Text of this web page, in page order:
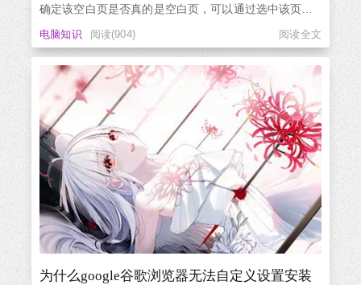
确定该空白页是否真的是空白页，可以通过选中该页的
所有内容，然后按下“Delete”键，如果该页消失了，说明
它确实是空白页。3，如果你确定该页是空白页，可以采
用以下几种方法删除： ① 直接选中该页的所有内容，
然后...
电脑知识 阅读(904) 阅读全文
为什么google谷歌浏览器无法自定义设置安装